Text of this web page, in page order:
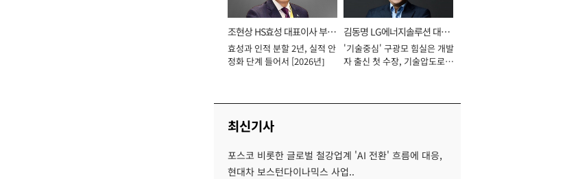
조현상 HS효성 대표이사 부회
장
효성과 인적 분할 2년, 실적 안
정화 단계 들어서 [2026년]
김동명 LG에너지솔루션 대표
이사 사장
'기술중심' 구광모 힘실은 개발
자 출신 첫 수장, 기술압도로
최신기사
포스코 비롯한 글로벌 철강업계 'AI 전환' 흐름에 대응,
현대차 보스턴다이나믹스 사업..